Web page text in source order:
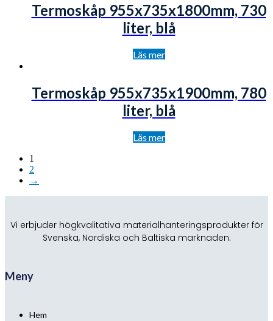
Termoskåp 955x735x1800mm, 730
liter, blå
Läs mer
Termoskåp 955x735x1900mm, 780
liter, blå
Läs mer
1
2
→
Vi erbjuder högkvalitativa materialhanteringsprodukter för
Svenska, Nordiska och Baltiska marknaden.
Meny
Hem